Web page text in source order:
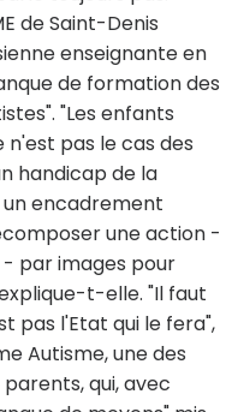
de Saint-Denis
enseignante en
de formation des
"Les enfants
n'est pas le cas des
handicap de la
encadrement
une action -
par images pour
t-elle. "Il faut
pas l'Etat qui le fera",
Autisme, une des
qui, avec